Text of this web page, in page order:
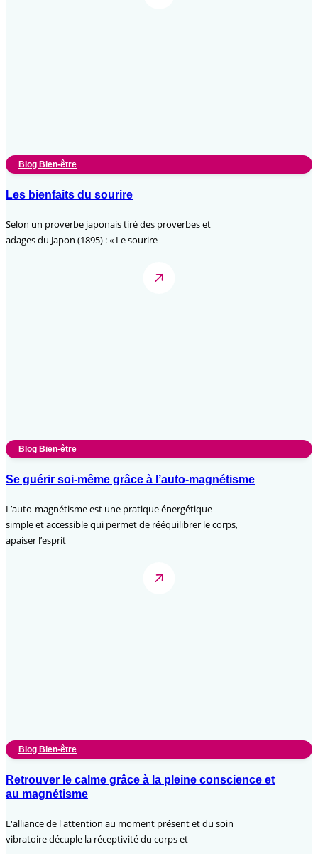
Blog Bien-être
Les bienfaits du sourire
Selon un proverbe japonais tiré des proverbes et
adages du Japon (1895) : « Le sourire
Blog Bien-être
Se guérir soi-même grâce à l’auto-magnétisme
L’auto-magnétisme est une pratique énergétique
simple et accessible qui permet de rééquilibrer le corps,
apaiser l’esprit
Blog Bien-être
Retrouver le calme grâce à la pleine conscience et
au magnétisme
L'alliance de l'attention au moment présent et du soin
vibratoire décuple la réceptivité du corps et